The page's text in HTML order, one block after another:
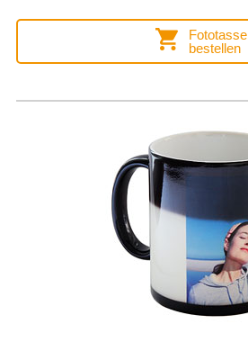
Fototasse
bestellen